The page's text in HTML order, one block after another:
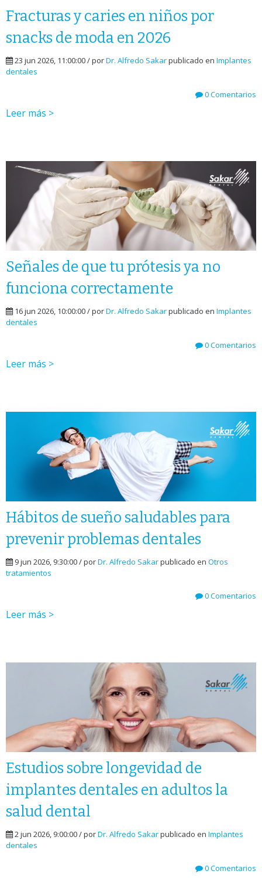
Fracturas y caries en niños por
snacks de moda en 2026
23 jun 2026, 11:00:00 / porDr. Alfredo Sakarpublicado en Implantes
dentales
0 Comentarios
Leer más >
Señales de que tu prótesis ya no
funciona correctamente
16 jun 2026, 10:00:00 / porDr. Alfredo Sakarpublicado en Implantes
dentales
0 Comentarios
Leer más >
Hábitos de sueño saludables para
prevenir problemas dentales
9 jun 2026, 9:30:00 / porDr. Alfredo Sakarpublicado en Otros
tratamientos
0 Comentarios
Leer más >
Estudios sobre longevidad de
implantes dentales en adultos la
salud dental
2 jun 2026, 9:00:00 / porDr. Alfredo Sakarpublicado en Implantes
dentales
0 Comentarios